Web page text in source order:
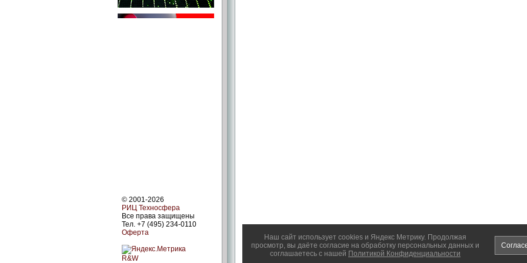
Наш сайт использует cookies и Яндекс Метрику. Продолжая
просмотр, вы даёте согласие на обработку персональных данных и
соглашаетесь с нашей Политикой Конфиденциальности
© 2001-2026
РИЦ Техносфера
Все права защищены
Тел. +7 (495) 234-0110
Оферта
R&W